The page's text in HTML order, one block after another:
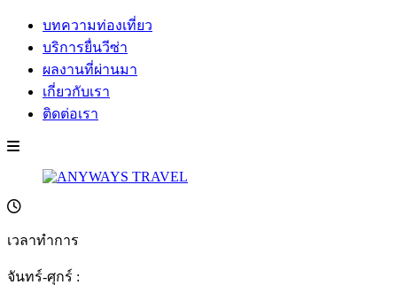
บทความท่องเที่ยว
บริการยื่นวีซ่า
ผลงานที่ผ่านมา
เกี่ยวกับเรา
ติดต่อเรา
เวลาทำการ
จันทร์-ศุกร์ :